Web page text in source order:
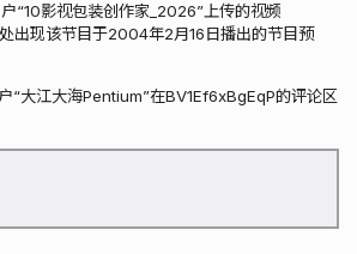
“10影视包装创作家_2026”上传的视频
出现该节目于2004年2月16日播出的节目预
“大江大海Pentium”在BV1Ef6xBgEqP的评论区